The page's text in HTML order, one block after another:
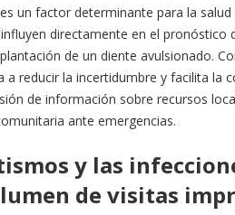
un factor determinante para la
directamente en el pronóstico
de un diente avulsionado.
a reducir la incertidumbre y facilita la
de información sobre recursos
ante emergencias.
y las
de visitas